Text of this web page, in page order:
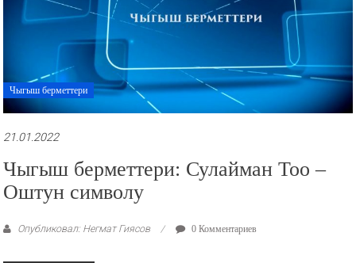
Чыгыш берметтери
21.01.2022
Чыгыш берметтери: Сулайман Тоо –
Оштун символу
Опубликовал: Негмат Гиясов 0 Комментариев